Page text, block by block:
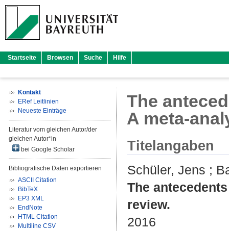
Startseite Browsen Suche Hilfe
Kontakt
ERef Leitlinien
Neueste Einträge
Literatur vom gleichen Autor/der
gleichen Autor*in
bei Google Scholar
Bibliografische Daten exportieren
ASCII Citation
BibTeX
EP3 XML
EndNote
HTML Citation
Multiline CSV
The
A meta-
Titelangaben
Schüler, Jens ;
The
review.
2016